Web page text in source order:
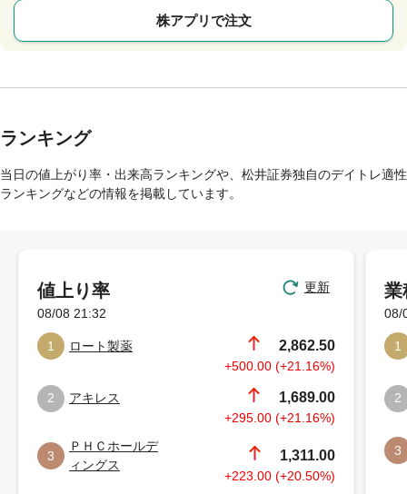
株アプリで注文
ランキング
当日の値上がり率・出来高ランキングや、松井証券独自のデイトレ適性
ランキングなどの情報を掲載しています。